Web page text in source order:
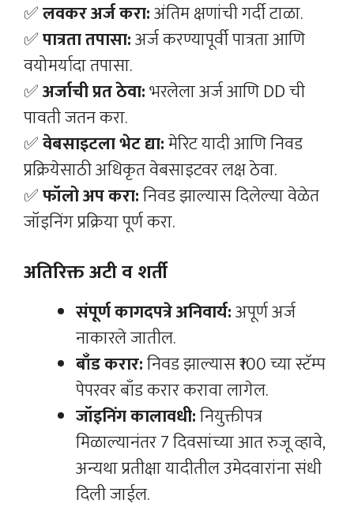
✅लवकर अर्ज करा:अंतिम क्षणांची गर्दी टाळा.
✅पात्रता तपासा:अर्ज करण्यापूर्वी पात्रता आणि
वयोमर्यादा तपासा.
✅अर्जाची प्रत ठेवा:भरलेला अर्ज आणि DD ची
पावती जतन करा.
✅वेबसाइटला भेट द्या:मेरिट यादी आणि निवड
प्रक्रियेसाठी अधिकृत वेबसाइटवर लक्ष ठेवा.
✅फॉलो अप करा:निवड झाल्यास दिलेल्या वेळेत
जॉइनिंग प्रक्रिया पूर्ण करा.
अतिरिक्त अटी व शर्ती
संपूर्ण कागदपत्रे अनिवार्य:अपूर्ण अर्ज
नाकारले जातील.
बाँड करार:निवड झाल्यास ₹100 च्या स्टॅम्प
पेपरवर बाँड करार करावा लागेल.
जॉइनिंग कालावधी:नियुक्तीपत्र
मिळाल्यानंतर 7 दिवसांच्या आत रुजू व्हावे,
अन्यथा प्रतीक्षा यादीतील उमेदवारांना संधी
दिली जाईल.